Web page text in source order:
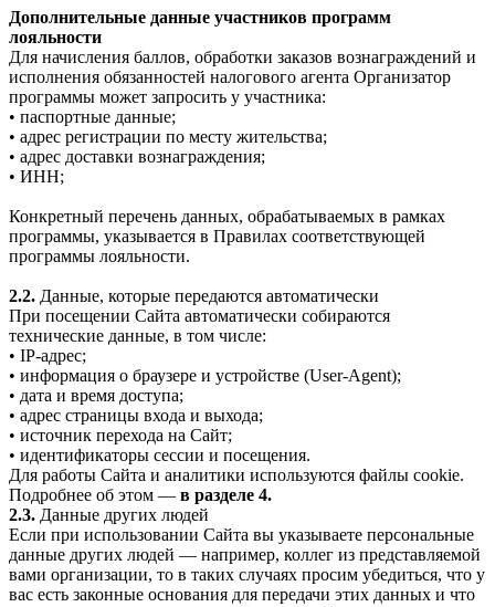
Дополнительные данные участников программ
лояльности
Для начисления баллов, обработки заказов вознаграждений и
исполнения обязанностей налогового агента Организатор
программы может запросить у участника:
• паспортные данные;
• адрес регистрации по месту жительства;
• адрес доставки вознаграждения;
• ИНН;
Конкретный перечень данных, обрабатываемых в рамках
программы, указывается в Правилах соответствующей
программы лояльности.
2.2. Данные, которые передаются автоматически
При посещении Сайта автоматически собираются
технические данные, в том числе:
• IP-адрес;
• информация о браузере и устройстве (User-Agent);
• дата и время доступа;
• адрес страницы входа и выхода;
• источник перехода на Сайт;
• идентификаторы сессии и посещения.
Для работы Сайта и аналитики используются файлы cookie.
Подробнее об этом — в разделе 4.
2.3. Данные других людей
Если при использовании Сайта вы указываете персональные
данные других людей — например, коллег из представляемой
вами организации, то в таких случаях просим убедиться, что у
вас есть законные основания для передачи этих данных и что